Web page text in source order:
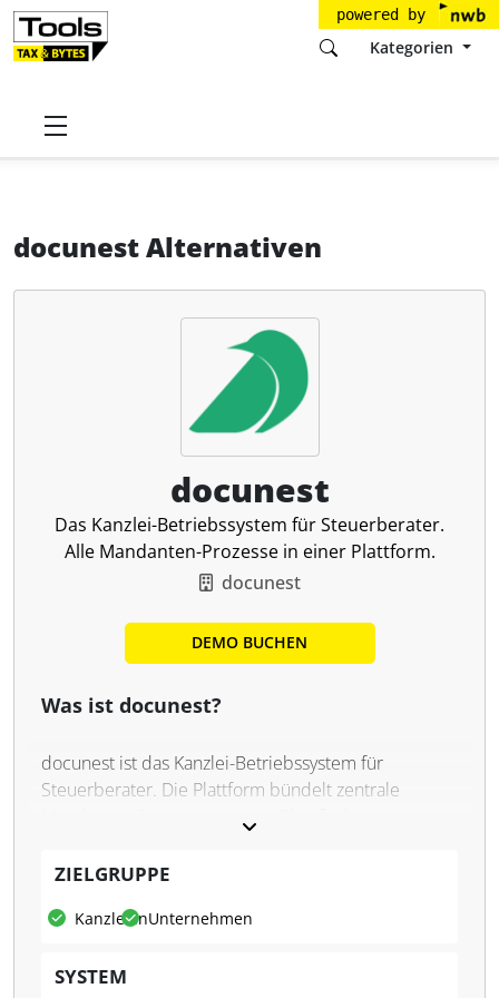
powered by
Kategorien
Startseite
docunest Alternativen
docunest
Das Kanzlei-Betriebssystem für Steuerberater.
Alle Mandanten-Prozesse in einer Plattform.
docunest
DEMO BUCHEN
Was ist docunest?
docunest ist das Kanzlei-Betriebssystem für
Steuerberater. Die Plattform bündelt zentrale
Mandantenonboarding, Aufgaben, Aufträge,
Lohnprozesse, Zeiterfassung, Workflows und DATEV-
ZIELGRUPPE
KanzleienUnternehmen
SYSTEM